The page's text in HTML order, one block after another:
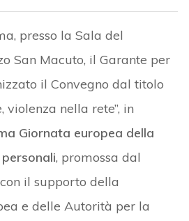
presso la Sala del
San Macuto, il Garante per
il Convegno dal titolo
violenza nella rete”, in
Giornata europea della
, promossa dal
il supporto della
e delle Autorità per la